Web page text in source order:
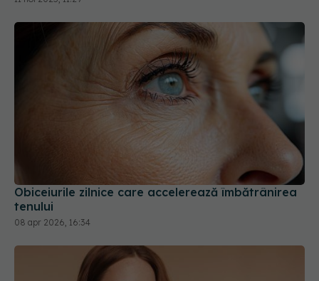
Obiceiurile zilnice care accelerează îmbătrânirea
tenului
08 apr 2026, 16:34